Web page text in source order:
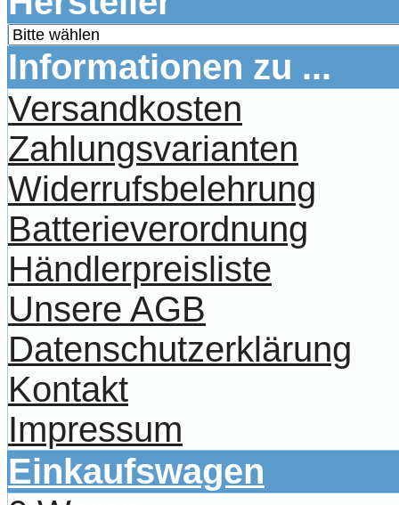
Informationen zu ...
Versandkosten
Zahlungsvarianten
Widerrufsbelehrung
Batterieverordnung
Händlerpreisliste
Unsere AGB
Datenschutzerklärung
Kontakt
Impressum
Einkaufswagen